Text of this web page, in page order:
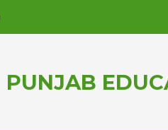
PUNJAB